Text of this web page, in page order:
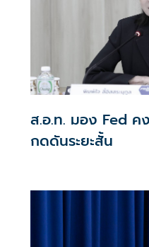
ส.อ.ท. มอง Fed ค
กดดันระยะสั้น